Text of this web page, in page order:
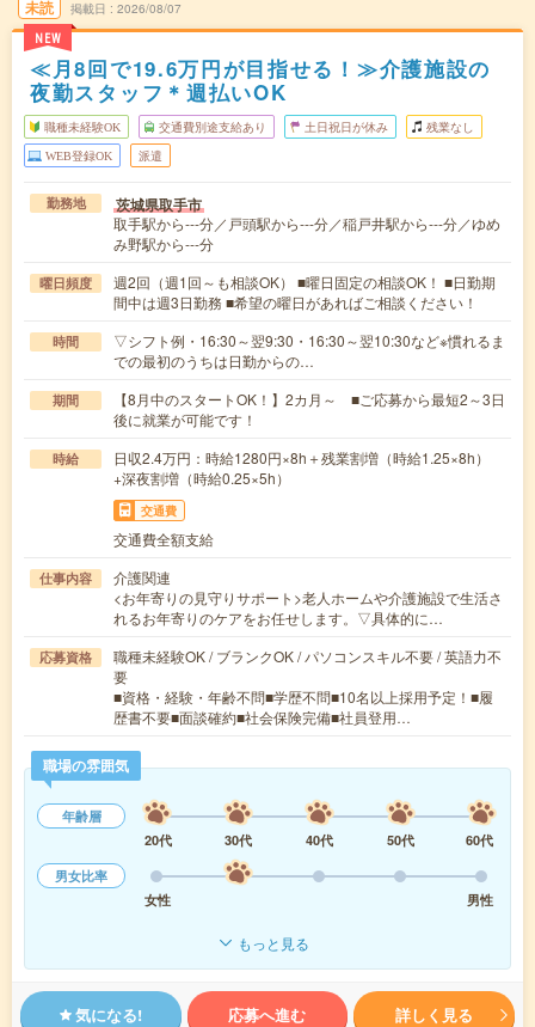
未読
NEW
掲載日 2026/08/07
≪月8回で19.6万円が目指せる！≫介護施設の
夜勤スタッフ＊週払いOK
職種未経験OK 交通費別途支給あり 土日祝日が休み 残業なし
WEB登録OK 派遣
勤務地 茨城県取手市
取手駅から---分／戸頭駅から---分／稲戸井駅から---分／ゆめ
み野駅から---分
曜日頻度
週2回（週1回～も相談OK） ■曜日固定の相談OK！ ■日勤期
間中は週3日勤務 ■希望の曜日があればご相談ください！
時間
▽シフト例・16:30～翌9:30・16:30～翌10:30など※慣れるま
での最初のうちは日勤からの…
期間
【8月中のスタートOK！】2カ月～ ■ご応募から最短2～3日
後に就業が可能です！
時給
日収2.4万円：時給1280円×8h＋残業割増（時給1.25×8h）
+深夜割増（時給0.25×5h）
交通費
交通費全額支給
仕事内容
介護関連
<お年寄りの見守りサポート>老人ホームや介護施設で生活さ
れるお年寄りのケアをお任せします。▽具体的に…
応募資格
職種未経験OK / ブランクOK / パソコンスキル不要 / 英語力不
要
■資格・経験・年齢不問■学歴不問■10名以上採用予定！■履
歴書不要■面談確約■社会保険完備■社員登用…
職場の雰囲気
年齢層
20代
30代 40代 50代
60代
男女比率
女性
男性
もっと見る
気になる! 応募へ進む 詳しく見る